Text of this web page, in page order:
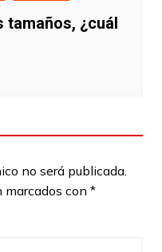
¿cuál
no será publicada.
con *